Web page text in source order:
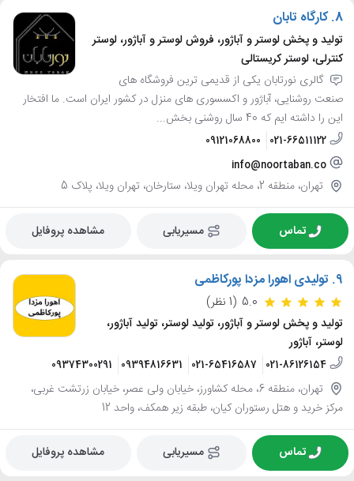
8. کارگاه تابان
تولید و پخش لوستر و آباژور، فروش لوستر و آباژور، لوستر
کنترلی، لوستر کریستالی
گالری نورتابان یکی از قدیمی ترین فروشگاه های
صنعت روشنایی، آباژور و اکسسوری های منزل در کشور ایران است. ما افتخار
این را داشته ایم که 40 سال روشنی بخش...
021-66511122
09121068800
info@noortaban.co
تهران، منطقه 2، محله تهران ویلا، ستارخان، تهران ویلا، پلاک 5
تماس مسیریابی مشاهده پروفایل
9. تولیدی اهورا مزدا پورکاظمی
5.0 (1 نظر)
تولید و پخش لوستر و آباژور، تولید لوستر، تولید آباژور،
لوستر، آباژور
021-86126154
021-65416587
09394816631
09374300291
تهران، منطقه 6، محله کشاورز، خیابان ولی عصر، خیابان زرتشت غربی،
مرکز خرید و هتل رستوران کیان، طبقه زیر همکف، واحد 12
تماس مسیریابی مشاهده پروفایل